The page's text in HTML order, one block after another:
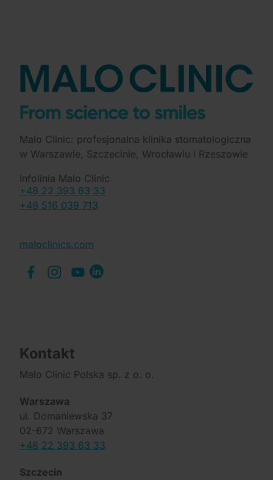
Malo Clinic: profesjonalna klinika stomatologiczna
w Warszawie, Szczecinie, Wrocławiu i Rzeszowie
Infolinia Malo Clinic
+48 22 393 63 33
+48 516 039 713
maloclinics.com
Kontakt
Malo Clinic Polska sp. z o. o.
Warszawa
ul. Domaniewska 37
02-672 Warszawa
+48 22 393 63 33
Szczecin